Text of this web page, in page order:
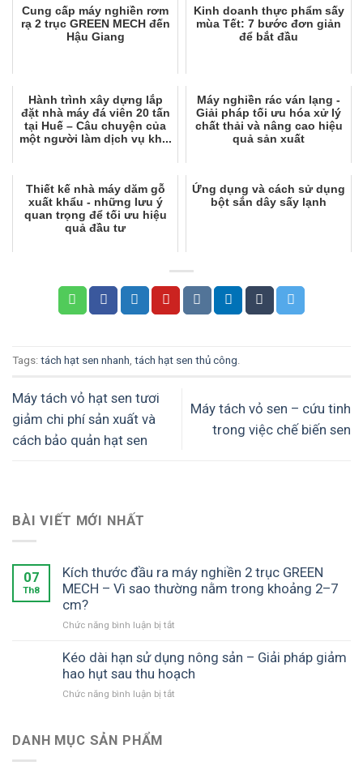
Cung cấp máy nghiền rơm
rạ 2 trục GREEN MECH đến
Hậu Giang
Kinh doanh thực phẩm sấy
mùa Tết: 7 bước đơn giản
để bắt đầu
Hành trình xây dựng lắp
đặt nhà máy đá viên 20 tấn
tại Huế – Câu chuyện của
một người làm dịch vụ kh...
Máy nghiền rác ván lạng -
Giải pháp tối ưu hóa xử lý
chất thải và nâng cao hiệu
quả sản xuất
Thiết kế nhà máy dăm gỗ
xuất khẩu - những lưu ý
quan trọng để tối ưu hiệu
quả đầu tư
Ứng dụng và cách sử dụng
bột sắn dây sấy lạnh
Tags: tách hạt sen nhanh, tách hạt sen thủ công.
Máy tách vỏ hạt sen tươi
giảm chi phí sản xuất và
cách bảo quản hạt sen
Máy tách vỏ sen – cứu tinh
trong việc chế biến sen
BÀI VIẾT MỚI NHẤT
07
Th8
Kích thước đầu ra máy nghiền 2 trục GREEN
MECH – Vì sao thường nằm trong khoảng 2–7
cm?
Chức năng bình luận bị tắt
thước
đầu
ra
Kéo dài hạn sử dụng nông sản – Giải pháp giảm
hao hụt sau thu hoạch
Chức năng bình luận bị tắt
DANH MỤC SẢN PHẨM